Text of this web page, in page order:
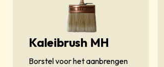
Kaleibrush MH
Borstel voor het aanbrengen